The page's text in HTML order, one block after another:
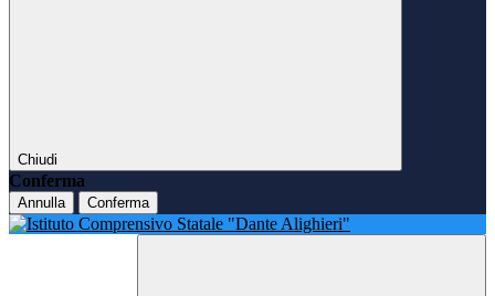
Chiudi
Conferma
Annulla Conferma